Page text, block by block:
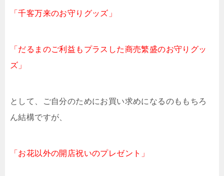
「千客万来のお守りグッズ」
「だるまのご利益もプラスした商売繁盛のお守りグッ
ズ」
として、ご自分のためにお買い求めになるのももちろ
ん結構ですが、
「お花以外の開店祝いのプレゼント」